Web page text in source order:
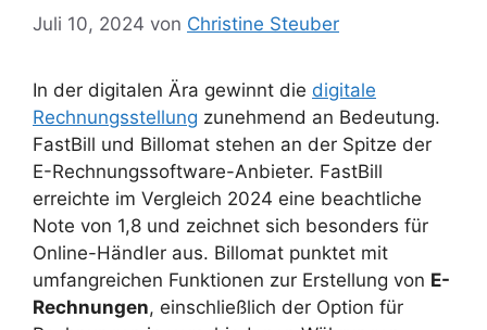
Juli 10, 2024 von Christine Steuber
In der digitalen Ära gewinnt die digitale
Rechnungsstellung zunehmend an Bedeutung.
FastBill und Billomat stehen an der Spitze der
E-Rechnungssoftware-Anbieter. FastBill
erreichte im Vergleich 2024 eine beachtliche
Note von 1,8 und zeichnet sich besonders für
Online-Händler aus. Billomat punktet mit
umfangreichen Funktionen zur Erstellung von E-
Rechnungen, einschließlich der Option für